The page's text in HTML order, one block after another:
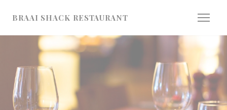
BRAAI SHACK RESTAURANT